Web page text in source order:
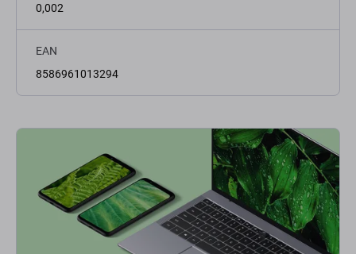
0,002
EAN
8586961013294